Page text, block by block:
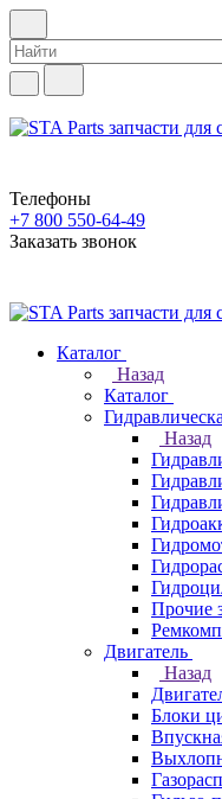
Телефоны
+7 800 550-64-49
Заказать звонок
Каталог
Назад
Каталог
Назад
Прочие
Двигатель
Назад
Блоки